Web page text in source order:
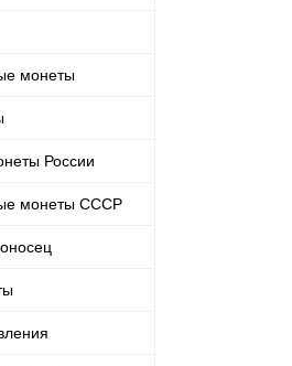
монеты
России
монеты СССР